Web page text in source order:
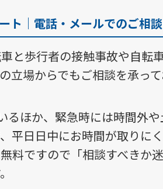
｜電話・メールでのご相
と歩行者の接触事故や自転
場からでもご相談を承って
ほか、緊急時には時間外
平日日中にお時間が取りに
料ですので「相談すべきか